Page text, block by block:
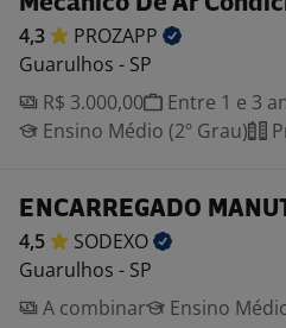
4,3
PROZAPP
Guarulhos - SP
R$ 3.000,00
Entre 1 e 3
Ensino Médio (2º Grau)
ENCARREGADO
4,5
SODEXO
Guarulhos - SP
A combinar
Ensino